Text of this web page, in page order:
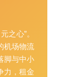
之心”。
机场物流
脚与中小
力，租金